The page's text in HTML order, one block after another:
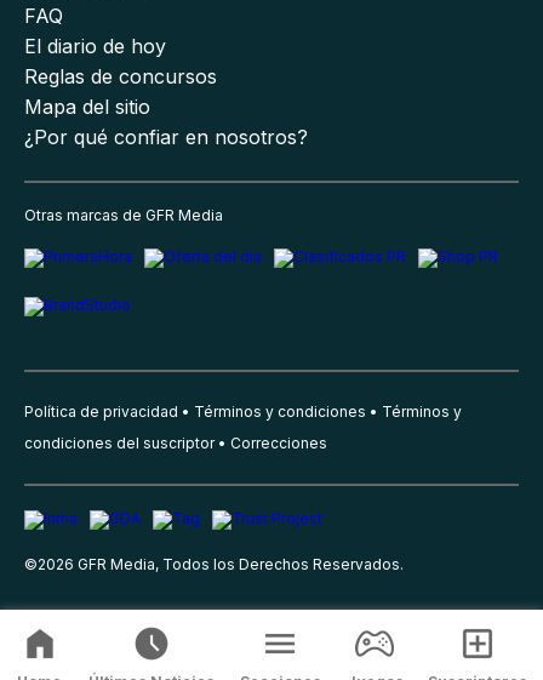
FAQ
El diario de hoy
Reglas de concursos
Mapa del sitio
¿Por qué confiar en nosotros?
Otras marcas de GFR Media
Política de privacidad Términos y condiciones
Términos y
condiciones del suscriptor
Correcciones
©2026 GFR Media, Todos los Derechos Reservados.